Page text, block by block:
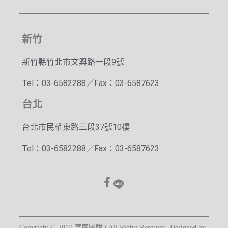
新竹
新竹縣竹北市文興路一段9號
Tel：03-6582288／Fax：03-6587623
台北
台北市民權東路三段37號10樓
Tel：03-6582288／Fax：03-6587623